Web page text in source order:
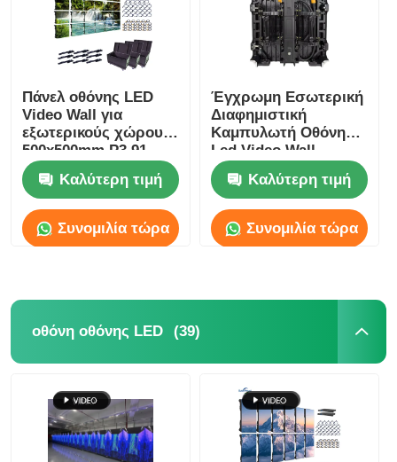
Προϊόντα
Βίντεο
Εκπομπή VR
Πάνελ οθόνης LED
Video Wall για
εξωτερικούς χώρους
500x500mm P3.91
Καλύτερη τιμή
Συνομιλία τώρα
Έγχρωμη Εσωτερική
Διαφημιστική
Καμπυλωτή Οθόνη
Led Video Wall
Ενοικίαση 800mcd-
1000mcdΚαλύτερη τιμή
Συνομιλία τώρα
οθόνη οθόνης LED (39)